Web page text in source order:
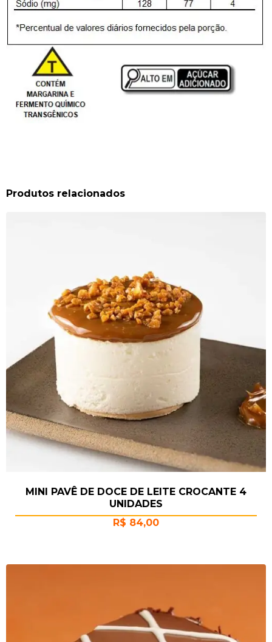
Produtos relacionados
MINI PAVÊ DE DOCE DE LEITE CROCANTE 4
UNIDADES
R$ 84,00